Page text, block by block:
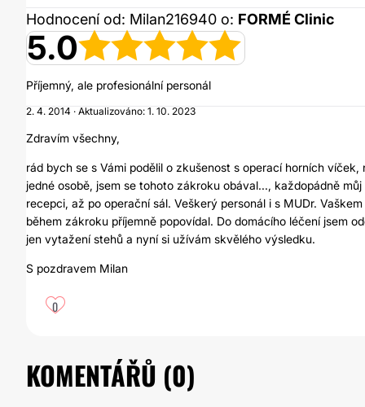
Hodnocení od: Milan216940 o: FORMÉ Clinic
5.0
Příjemný, ale profesionální personál
2. 4. 2014 · Aktualizováno: 1. 10. 2023
Zdravím všechny,
rád bych se s Vámi podělil o zkušenost s operací horních
jedné osobě, jsem se tohoto zákroku obával..., každopádně
recepci, až po operační sál. Veškerý personál i s MUDr.
během zákroku příjemně popovídal. Do domácího léčení jsem
jen vytažení stehů a nyní si užívám skvělého výsledku.
S pozdravem Milan
0
KOMENTÁŘŮ (0)